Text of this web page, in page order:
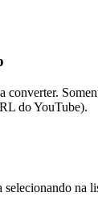
do YouTube).
na